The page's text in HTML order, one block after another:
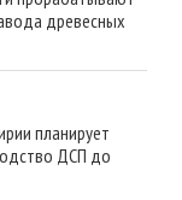
древесных
планирует
ДСП до